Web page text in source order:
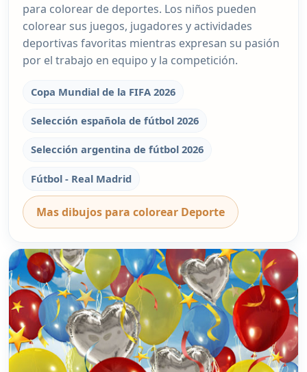
para colorear de deportes. Los niños pueden
colorear sus juegos, jugadores y actividades
deportivas favoritas mientras expresan su pasión
por el trabajo en equipo y la competición.
Copa Mundial de la FIFA 2026
Selección española de fútbol 2026
Selección argentina de fútbol 2026
Fútbol - Real Madrid
Mas dibujos para colorear Deporte